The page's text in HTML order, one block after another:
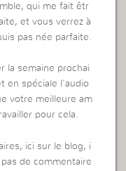
qui me fait êtr
et vous verrez à
pas née parfaite.
la semaine prochai
en spéciale l’audio
votre meilleure am
pour cela.
ici sur le blog, i
de commentaire